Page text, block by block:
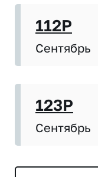
112P
Сентябрь
123P
Сентябрь